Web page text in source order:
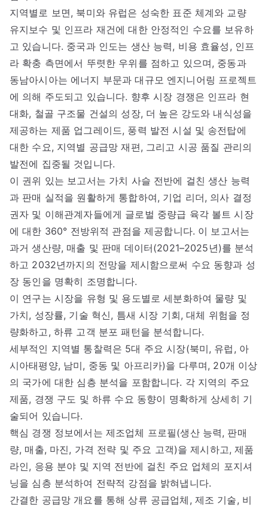
지역별로 보면, 북미와 유럽은 성숙한 표준 체계와 교량
유지보수 및 인프라 재건에 대한 안정적인 수요를 보유하
고 있습니다. 중국과 인도는 생산 능력, 비용 효율성, 인프
라 확충 측면에서 뚜렷한 우위를 점하고 있으며, 중동과
동남아시아는 에너지 부문과 대규모 엔지니어링 프로젝트
에 의해 주도되고 있습니다. 향후 시장 경쟁은 인프라 현
대화, 철골 구조물 건설의 성장, 더 높은 강도와 내식성을
제공하는 제품 업그레이드, 풍력 발전 시설 및 송전탑에
대한 수요, 지역별 공급망 재편, 그리고 시공 품질 관리의
발전에 집중될 것입니다.
이 권위 있는 보고서는 가치 사슬 전반에 걸친 생산 능력
과 판매 실적을 원활하게 통합하여, 기업 리더, 의사 결정
권자 및 이해관계자들에게 글로벌 중량급 육각 볼트 시장
에 대한 360° 전방위적 관점을 제공합니다. 이 보고서는
과거 생산량, 매출 및 판매 데이터(2021–2025년)를 분석
하고 2032년까지의 전망을 제시함으로써 수요 동향과 성
장 동인을 명확히 조명합니다.
이 연구는 시장을 유형 및 용도별로 세분화하여 물량 및
가치, 성장률, 기술 혁신, 틈새 시장 기회, 대체 위험을 정
량화하고, 하류 고객 분포 패턴을 분석합니다.
세부적인 지역별 통찰력은 5대 주요 시장(북미, 유럽, 아
시아태평양, 남미, 중동 및 아프리카)을 다루며, 20개 이상
의 국가에 대한 심층 분석을 포함합니다. 각 지역의 주요
제품, 경쟁 구도 및 하류 수요 동향이 명확하게 상세히 기
술되어 있습니다.
핵심 경쟁 정보에서는 제조업체 프로필(생산 능력, 판매
량, 매출, 마진, 가격 전략 및 주요 고객)을 제시하고, 제품
라인, 응용 분야 및 지역 전반에 걸친 주요 업체의 포지셔
닝을 심층 분석하여 전략적 강점을 밝혀냅니다.
간결한 공급망 개요를 통해 상류 공급업체, 제조 기술, 비